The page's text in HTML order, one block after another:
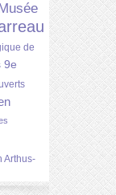
de
9e
Arthus-